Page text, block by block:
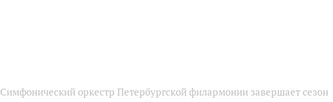
Симфонический оркестр Петербургской филармонии завершает сезон